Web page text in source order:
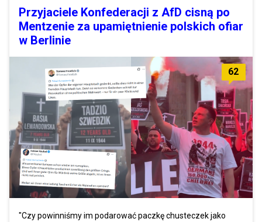
Przyjaciele Konfederacji z AfD cisną po
Mentzenie za upamiętnienie polskich ofiar
w Berlinie
62
"Czy powinniśmy im podarować paczkę chusteczek jako